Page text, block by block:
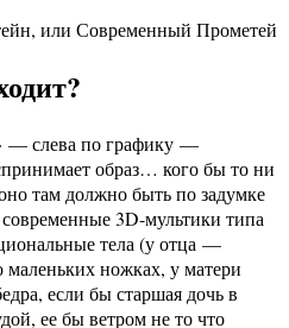
или Современный Прометей
— слева по графику —
образ… кого бы то ни
там должно быть по задумке
3D-мультики типа
тела (у отца —
маленьких ножках, у матери
если бы старшая дочь в
ее бы ветром не то что